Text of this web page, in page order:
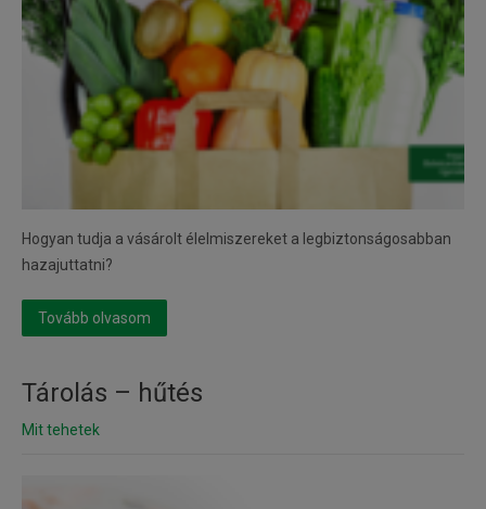
Hogyan tudja a vásárolt élelmiszereket a legbiztonságosabban
hazajuttatni?
Tovább olvasom
Tárolás – hűtés
Mit tehetek